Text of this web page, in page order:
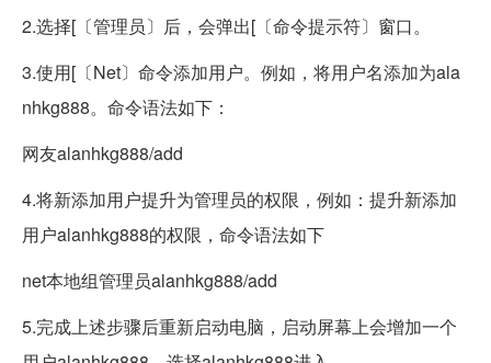
2.选择[〔管理员〕后，会弹出[〔命令提示符〕窗口。
3.使用[〔Net〕命令添加用户。例如，将用户名添加为ala
nhkg888。命令语法如下：
网友alanhkg888/add
4.将新添加用户提升为管理员的权限，例如：提升新添加
用户alanhkg888的权限，命令语法如下
net本地组管理员alanhkg888/add
5.完成上述步骤后重新启动电脑，启动屏幕上会增加一个